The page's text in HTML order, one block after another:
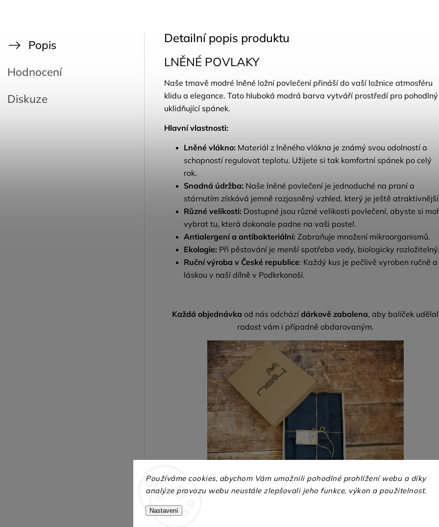
Používáme cookies, abychom Vám umožnili pohodlné prohlížení webu a díky
analýze provozu webu neustále zlepšovali jeho funkce, výkon a použitelnost.
Nastavení
Popis
Hodnocení
Diskuze
Detailní popis produktu
LNĚNÉ POVLAKY
Naše tmavě modré lněné ložní povlečení přináší do vaší ložnice atmosféru
klidu a elegance. Tato hluboká modrá barva vytváří prostředí pro
uklidňující spánek.
Hlavní vlastnosti:
Lněné vlákno: Materiál z lněného vlákna je známý svou odolností a
schopností regulovat teplotu. Užijete si tak komfortní spánek po celý
rok.
Snadná údržba: Naše lněné povlečení je jednoduché na praní a
stárnutím získává jemně rozjasněný vzhled, který je ještě
Různé velikosti: Dostupné jsou různé velikosti povlečení, abyste si
vybrat tu, která dokonale padne na vaši postel.
Antialergení a antibakteriální: Zabraňuje množení mikroorganismů.
Ekologie: Při pěstování je menší spotřeba vody, biologicky rozložitelný.
Ruční výroba v České republice: Každý kus je pečlivě vyroben ručně a
láskou v naší dílně v Podkrkonoší.
Každá objednávka od nás odcházídárkově zabalena, aby balíček udělal
radost vám i případně obdarovaným.
Francouzský povlak lze v této barvě vyrobit pouze na knoflíky v tomto